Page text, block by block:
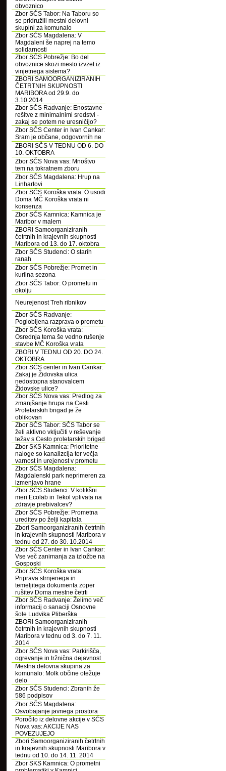
obvoznico
Zbor SČS Tabor: Na Taboru so
se pridružili mestni delovni
skupini za komunalo
Zbor SČS Magdalena: V
Magdaleni še naprej na temo
solidarnosti
Zbor SČS Pobrežje: Bo del
obvoznice skozi mesto izvzet iz
vinjetnega sistema?
ZBORI SAMOORGANIZIRANIH
ČETRTNIH SKUPNOSTI
MARIBORA od 29.9. do
3.10.2014
Zbor SČS Radvanje: Enostavne
rešitve z minimalnimi sredstvi -
zakaj se potem ne uresničijo?
Zbor SČS Center in Ivan Cankar:
Sram je občane, odgovornih ne
ZBORI SČS V TEDNU OD 6. DO
10. OKTOBRA
Zbor SČS Nova vas: Mnoštvo
tem na tokratnem zboru
Zbor SČS Magdalena: Hrup na
Linhartovi
Zbor SČS Koroška vrata: O usodi
Doma MČ Koroška vrata ni
konsenza
Zbor SČS Kamnica: Kamnica je
Maribor v malem
ZBORI Samoorganiziranih
četrtnih in krajevnih skupnosti
Maribora od 13. do 17. oktobra
Zbor SČS Studenci: O starih
ranah
Zbor SČS Pobrežje: Promet in
kurilna sezona
Zbor SČS Tabor: O prometu in
okolju
Neurejenost Treh ribnikov
Zbor SČS Radvanje:
Poglobljena razprava o prometu
Zbor SČS Koroška vrata:
Osrednja tema še vedno rušenje
stavbe MČ Koroška vrata
ZBORI V TEDNU OD 20. DO 24.
OKTOBRA
Zbor SČS center in Ivan Cankar:
Zakaj je Židovska ulica
nedostopna stanovalcem
Židovske ulice?
Zbor SČS Nova vas: Predlog za
zmanjšanje hrupa na Cesti
Proletarskih brigad je že
oblikovan
Zbor SČS Tabor: SČS Tabor se
želi aktivno vključiti v reševanje
težav s Cesto proletarskih brigad
Zbor SKS Kamnica: Prioritetne
naloge so kanalizcija ter večja
varnost in urejenost v prometu
Zbor SČS Magdalena:
Magdalenski park neprimeren za
izmenjavo hrane
Zbor SČS Studenci: V kolikšni
meri Ecolab in Tekol vplivata na
zdravje prebivalcev?
Zbor SČS Pobrežje: Prometna
ureditev po želji kapitala
Zbori Samoorganiziranih četrtnih
in krajevnih skupnosti Maribora v
tednu od 27. do 30. 10.2014
Zbor SČS Center in Ivan Cankar:
Vse več zanimanja za izložbe na
Gosposki
Zbor SČS Koroška vrata:
Priprava strnjenega in
temeljitega dokumenta zoper
rušitev Doma mestne četrti
Zbor SČS Radvanje: Želimo več
informacij o sanaciji Osnovne
šole Ludvika Pliberška
ZBORI Samoorganiziranih
četrtnih in krajevnih skupnosti
Maribora v tednu od 3. do 7. 11.
2014
Zbor SČS Nova vas: Parkirišča,
ogrevanje in tržnična dejavnost
Mestna delovna skupina za
komunalo: Molk občine otežuje
delo
Zbor SČS Studenci: Zbranih že
586 podpisov
Zbor SČS Magdalena:
Osvobajanje javnega prostora
Poročilo iz delovne akcije v SČS
Nova vas: AKCIJE NAS
POVEZUJEJO
Zbori Samoorganiziranih četrtnih
in krajevnih skupnosti Maribora v
tednu od 10. do 14. 11. 2014
Zbor SKS Kamnica: O prometni